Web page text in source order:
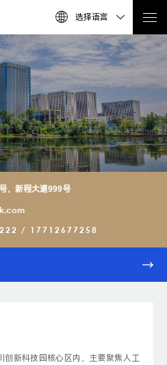
选择语言
，新程大道999号
/ 17712677258
创新科技园核心区内，主要聚焦人工